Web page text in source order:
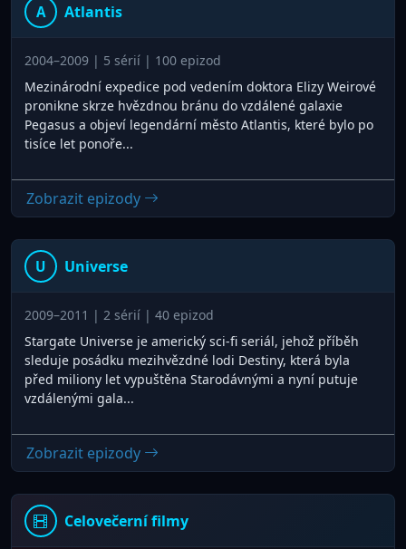
A Atlantis
2004–2009 | 5 sérií | 100 epizod
Mezinárodní expedice pod vedením doktora Elizy Weirové
pronikne skrze hvězdnou bránu do vzdálené galaxie
Pegasus a objeví legendární město Atlantis, které bylo po
tisíce let ponoře...
Zobrazit epizody
U Universe
2009–2011 | 2 sérií | 40 epizod
Stargate Universe je americký sci-fi seriál, jehož příběh
sleduje posádku mezihvězdné lodi Destiny, která byla
před miliony let vypuštěna Starodávnými a nyní putuje
vzdálenými gala...
Zobrazit epizody
Celovečerní filmy